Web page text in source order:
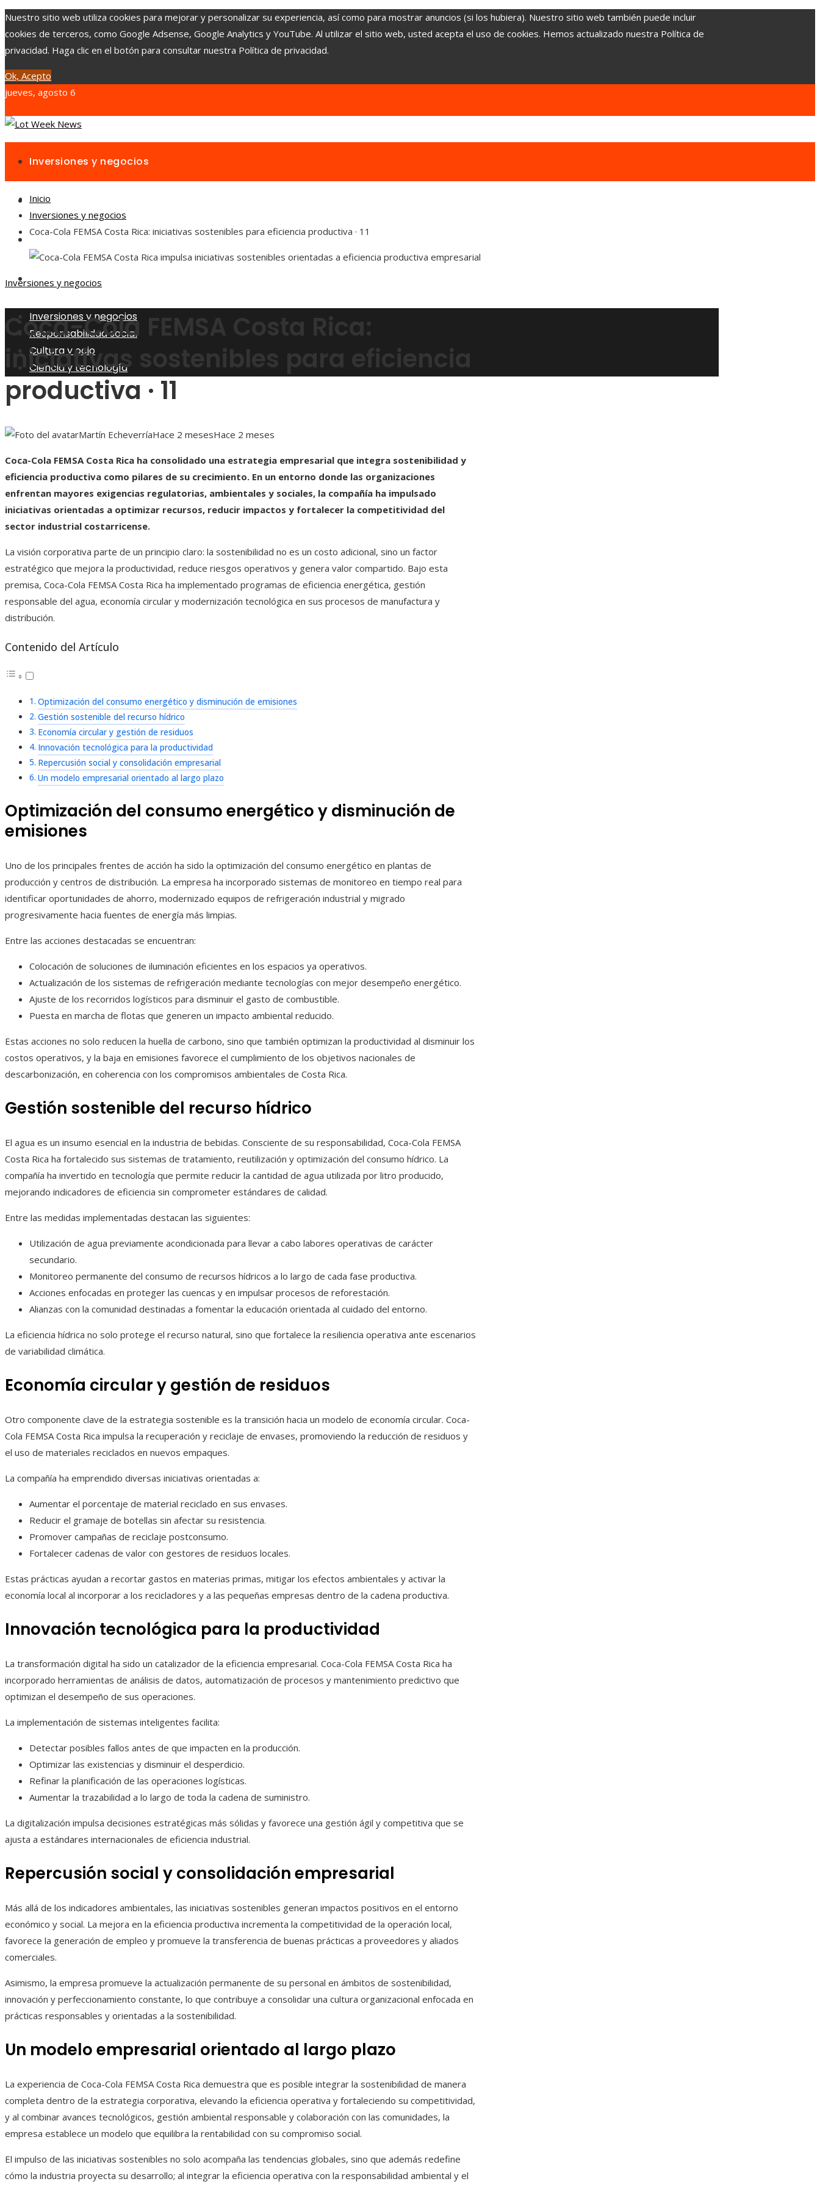
Nuestro sitio web utiliza cookies para mejorar y personalizar su experiencia, así como para mostrar anuncios (si los hubiera). Nuestro sitio web también puede incluir
cookies de terceros, como Google Adsense, Google Analytics y YouTube. Al utilizar el sitio web, usted acepta el uso de cookies. Hemos actualizado nuestra Política de
privacidad. Haga clic en el botón para consultar nuestra Política de privacidad.
Ok, Acepto
jueves, agosto 6
Inversiones y negocios
Responsabilidad social
Cultura y ocio
Ciencia y tecnología
Inversiones y negocios
Responsabilidad social
Cultura y ocio
Ciencia y tecnología
Inicio
Inversiones y negocios
Coca-Cola FEMSA Costa Rica: iniciativas sostenibles para eficiencia productiva · 11
Inversiones y negocios
Coca-Cola FEMSA Costa Rica:
iniciativas sostenibles para eficiencia
productiva · 11
Martín EcheverríaHace 2 mesesHace 2 meses
Coca-Cola FEMSA Costa Rica ha consolidado una estrategia empresarial que integra sostenibilidad y
eficiencia productiva como pilares de su crecimiento. En un entorno donde las organizaciones
enfrentan mayores exigencias regulatorias, ambientales y sociales, la compañía ha impulsado
iniciativas orientadas a optimizar recursos, reducir impactos y fortalecer la competitividad del
sector industrial costarricense.
La visión corporativa parte de un principio claro: la sostenibilidad no es un costo adicional, sino un factor
estratégico que mejora la productividad, reduce riesgos operativos y genera valor compartido. Bajo esta
premisa, Coca-Cola FEMSA Costa Rica ha implementado programas de eficiencia energética, gestión
responsable del agua, economía circular y modernización tecnológica en sus procesos de manufactura y
distribución.
Contenido del Artículo
Optimización del consumo energético y disminución de emisiones
Gestión sostenible del recurso hídrico
Economía circular y gestión de residuos
Innovación tecnológica para la productividad
Repercusión social y consolidación empresarial
Un modelo empresarial orientado al largo plazo
Optimización del consumo energético y disminución de
emisiones
Uno de los principales frentes de acción ha sido la optimización del consumo energético en plantas de
producción y centros de distribución. La empresa ha incorporado sistemas de monitoreo en tiempo real para
identificar oportunidades de ahorro, modernizado equipos de refrigeración industrial y migrado
progresivamente hacia fuentes de energía más limpias.
Entre las acciones destacadas se encuentran:
Colocación de soluciones de iluminación eficientes en los espacios ya operativos.
Actualización de los sistemas de refrigeración mediante tecnologías con mejor desempeño energético.
Ajuste de los recorridos logísticos para disminuir el gasto de combustible.
Puesta en marcha de flotas que generen un impacto ambiental reducido.
Estas acciones no solo reducen la huella de carbono, sino que también optimizan la productividad al disminuir los
costos operativos, y la baja en emisiones favorece el cumplimiento de los objetivos nacionales de
descarbonización, en coherencia con los compromisos ambientales de Costa Rica.
Gestión sostenible del recurso hídrico
El agua es un insumo esencial en la industria de bebidas. Consciente de su responsabilidad, Coca-Cola FEMSA
Costa Rica ha fortalecido sus sistemas de tratamiento, reutilización y optimización del consumo hídrico. La
compañía ha invertido en tecnología que permite reducir la cantidad de agua utilizada por litro producido,
mejorando indicadores de eficiencia sin comprometer estándares de calidad.
Entre las medidas implementadas destacan las siguientes:
Utilización de agua previamente acondicionada para llevar a cabo labores operativas de carácter
secundario.
Monitoreo permanente del consumo de recursos hídricos a lo largo de cada fase productiva.
Acciones enfocadas en proteger las cuencas y en impulsar procesos de reforestación.
Alianzas con la comunidad destinadas a fomentar la educación orientada al cuidado del entorno.
La eficiencia hídrica no solo protege el recurso natural, sino que fortalece la resiliencia operativa ante escenarios
de variabilidad climática.
Economía circular y gestión de residuos
Otro componente clave de la estrategia sostenible es la transición hacia un modelo de economía circular. Coca-
Cola FEMSA Costa Rica impulsa la recuperación y reciclaje de envases, promoviendo la reducción de residuos y
el uso de materiales reciclados en nuevos empaques.
La compañía ha emprendido diversas iniciativas orientadas a:
Aumentar el porcentaje de material reciclado en sus envases.
Reducir el gramaje de botellas sin afectar su resistencia.
Promover campañas de reciclaje postconsumo.
Fortalecer cadenas de valor con gestores de residuos locales.
Estas prácticas ayudan a recortar gastos en materias primas, mitigar los efectos ambientales y activar la
economía local al incorporar a los recicladores y a las pequeñas empresas dentro de la cadena productiva.
Innovación tecnológica para la productividad
La transformación digital ha sido un catalizador de la eficiencia empresarial. Coca-Cola FEMSA Costa Rica ha
incorporado herramientas de análisis de datos, automatización de procesos y mantenimiento predictivo que
optimizan el desempeño de sus operaciones.
La implementación de sistemas inteligentes facilita:
Detectar posibles fallos antes de que impacten en la producción.
Optimizar las existencias y disminuir el desperdicio.
Refinar la planificación de las operaciones logísticas.
Aumentar la trazabilidad a lo largo de toda la cadena de suministro.
La digitalización impulsa decisiones estratégicas más sólidas y favorece una gestión ágil y competitiva que se
ajusta a estándares internacionales de eficiencia industrial.
Repercusión social y consolidación empresarial
Más allá de los indicadores ambientales, las iniciativas sostenibles generan impactos positivos en el entorno
económico y social. La mejora en la eficiencia productiva incrementa la competitividad de la operación local,
favorece la generación de empleo y promueve la transferencia de buenas prácticas a proveedores y aliados
comerciales.
Asimismo, la empresa promueve la actualización permanente de su personal en ámbitos de sostenibilidad,
innovación y perfeccionamiento constante, lo que contribuye a consolidar una cultura organizacional enfocada en
prácticas responsables y orientadas a la sostenibilidad.
Un modelo empresarial orientado al largo plazo
La experiencia de Coca-Cola FEMSA Costa Rica demuestra que es posible integrar la sostenibilidad de manera
completa dentro de la estrategia corporativa, elevando la eficiencia operativa y fortaleciendo su competitividad,
y al combinar avances tecnológicos, gestión ambiental responsable y colaboración con las comunidades, la
empresa establece un modelo que equilibra la rentabilidad con su compromiso social.
El impulso de las iniciativas sostenibles no solo acompaña las tendencias globales, sino que además redefine
cómo la industria proyecta su desarrollo; al integrar la eficiencia operativa con la responsabilidad ambiental y el